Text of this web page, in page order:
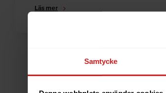
Samtycke
Läs mer